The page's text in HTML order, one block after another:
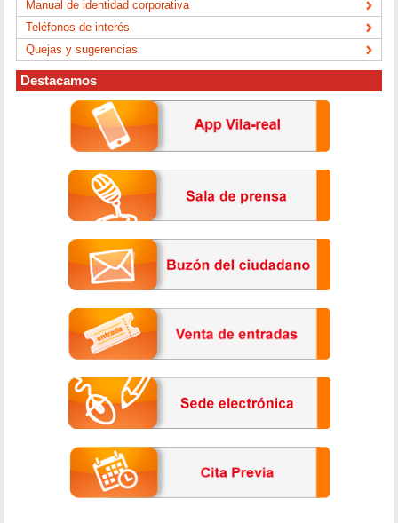
Manual de identidad corporativa
Teléfonos de interés
Quejas y sugerencias
Destacamos